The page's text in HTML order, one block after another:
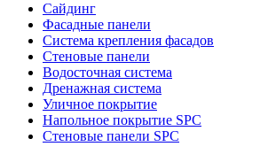
Сайдинг
Фасадные панели
Система крепления фасадов
Стеновые панели
Водосточная система
Дренажная система
Уличное покрытие
Напольное покрытие SPC
Стеновые панели SPC